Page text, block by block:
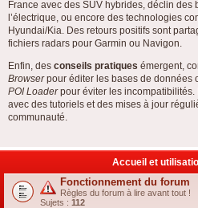
France avec des SUV hybrides, déclin des
l’électrique, ou encore des technologies
Hyundai/Kia. Des retours positifs sont
fichiers radars pour Garmin ou Navigon.
Enfin, des conseils pratiques émergent,
Browserpour éditer les bases de données
POI Loaderpour éviter les incompatibilités.
avec des tutoriels et des mises à jour
communauté.
Accueil et
Fonctionnement du forum
Règles du forum à lire avant tout !
Sujets : 112